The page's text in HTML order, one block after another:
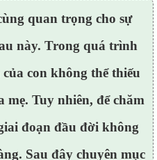
quan trọng cho sự
này. Trong quá trình
con không thể thiếu
mẹ. Tuy nhiên, để chăm
đoạn đầu đời không
Sau đây chuyên mục